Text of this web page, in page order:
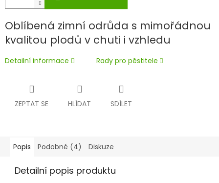
Oblíbená zimní odrůda s mimořádnou
kvalitou plodů v chuti i vzhledu
Detailní informace Rady pro pěstitele
ZEPTAT SE HLÍDAT SDÍLET
Popis Podobné (4) Diskuze
Detailní popis produktu